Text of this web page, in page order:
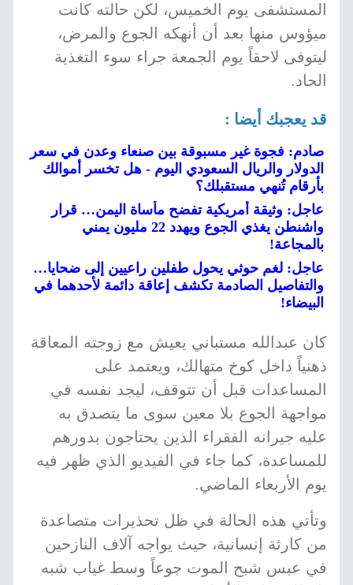
المستشفى يوم الخميس، لكن حالته كانت
ميؤوس منها بعد أن أنهكه الجوع والمرض،
ليتوفى لاحقاً يوم الجمعة جراء سوء التغذية
الحاد.
قد يعجبك أيضا :
صادم: فجوة غير مسبوقة بين صنعاء وعدن في سعر
الدولار والريال السعودي اليوم - هل تخسر أموالك
بأرقام تُنهي مستقبلك؟
عاجل: وثيقة أمريكية تفضح مأساة اليمن… قرار
واشنطن يغذي الجوع ويهدد 22 مليون يمني
بالمجاعة!
عاجل: لغم حوثي يحول طفلين راعيين إلى ضحايا…
والتفاصيل الصادمة تكشف إعاقة دائمة لأحدهما في
البيضاء!
كان عبدالله مستباني يعيش مع زوجته المعاقة
ذهنياً داخل كوخ متهالك، ويعتمد على
المساعدات قبل أن تتوقف، ليجد نفسه في
مواجهة الجوع بلا معين سوى ما يتصدق به
عليه جيرانه الفقراء الذين يحتاجون بدورهم
للمساعدة، كما جاء في الفيديو الذي ظهر فيه
يوم الأربعاء الماضي.
وتأتي هذه الحالة في ظل تحذيرات متصاعدة
من كارثة إنسانية، حيث يواجه آلاف النازحين
في عبس شبح الموت جوعاً وسط غياب شبه